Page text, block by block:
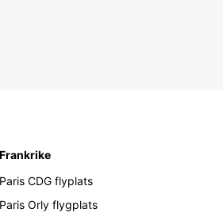
Frankrike
Paris CDG flyplats
Paris Orly flygplats